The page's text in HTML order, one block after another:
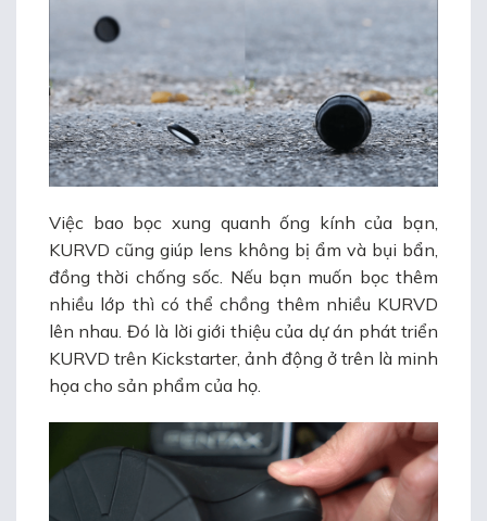
Việc bao bọc xung quanh ống kính của bạn,
KURVD cũng giúp lens không bị ẩm và bụi bẩn,
đồng thời chống sốc. Nếu bạn muốn bọc thêm
nhiều lớp thì có thể chồng thêm nhiều KURVD
lên nhau. Đó là lời giới thiệu của dự án phát triển
KURVD trên Kickstarter, ảnh động ở trên là minh
họa cho sản phẩm của họ.